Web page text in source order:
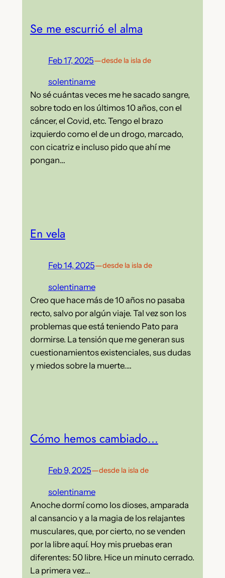
Se me escurrió el alma
Feb 17, 2025—desde la isla de
solentiname
No sé cuántas veces me he sacado sangre,
sobre todo en los últimos 10 años, con el
cáncer, el Covid, etc. Tengo el brazo
izquierdo como el de un drogo, marcado,
con cicatriz e incluso pido que ahí me
pongan…
En vela
Feb 14, 2025—desde la isla de
solentiname
Creo que hace más de 10 años no pasaba
recto, salvo por algún viaje. Tal vez son los
problemas que está teniendo Pato para
dormirse. La tensión que me generan sus
cuestionamientos existenciales, sus dudas
y miedos sobre la muerte.…
Cómo hemos cambiado…
Feb 9, 2025—desde la isla de
solentiname
Anoche dormí como los dioses, amparada
al cansancio y a la magia de los relajantes
musculares, que, por cierto, no se venden
por la libre aquí. Hoy mis pruebas eran
diferentes: 50 libre. Hice un minuto cerrado.
La primera vez…